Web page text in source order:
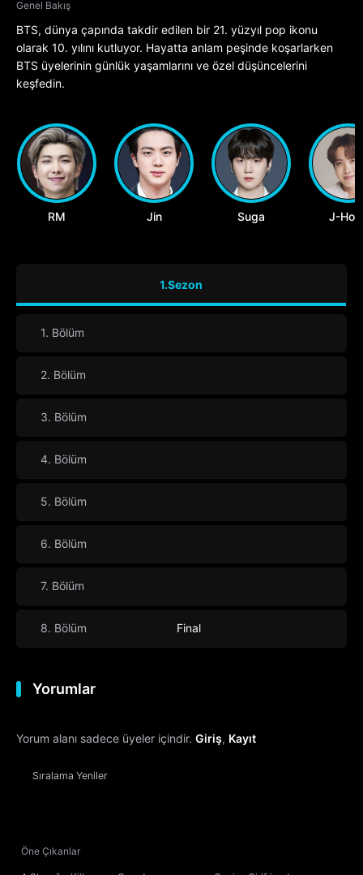
Genel Bakış
BTS, dünya çapında takdir edilen bir 21. yüzyıl pop ikonu
olarak 10. yılını kutluyor. Hayatta anlam peşinde koşarlarken
BTS üyelerinin günlük yaşamlarını ve özel düşüncelerini
keşfedin.
RM Jin Suga J-
1.Sezon
1. Bölüm
2. Bölüm
3. Bölüm
4. Bölüm
5. Bölüm
6. Bölüm
7. Bölüm
8. Bölüm Final
Yorumlar
Yorum alanı sadece üyeler içindir. Giriş, Kayıt
Sıralama Yeniler
Öne Çıkanlar